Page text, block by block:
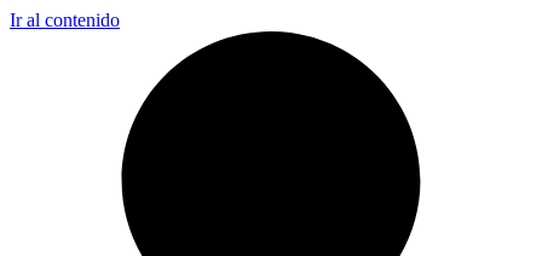
Ir al contenido